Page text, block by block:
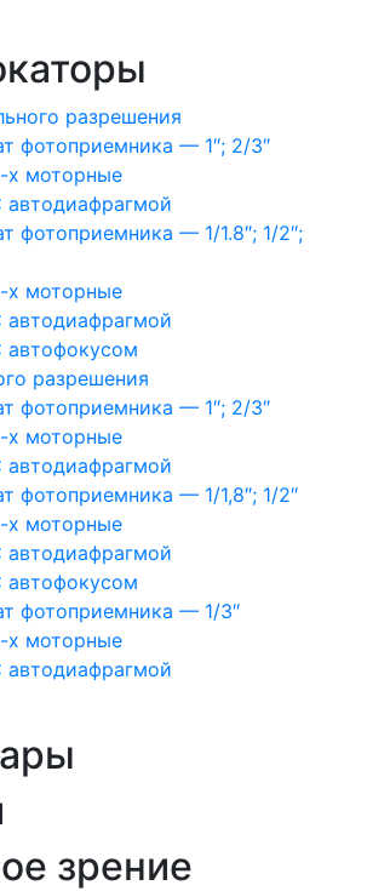
разрешения
фотоприемника — 1″; 2/3″
х моторные
автодиафрагмой
фотоприемника — 1/1.8″; 1/2″;
х моторные
автодиафрагмой
автофокусом
разрешения
фотоприемника — 1″; 2/3″
х моторные
автодиафрагмой
фотоприемника — 1/1,8″; 1/2″
х моторные
автодиафрагмой
автофокусом
фотоприемника — 1/3″
х моторные
автодиафрагмой
зрение